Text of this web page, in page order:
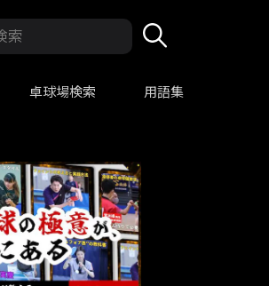
卓球場検索 用語集